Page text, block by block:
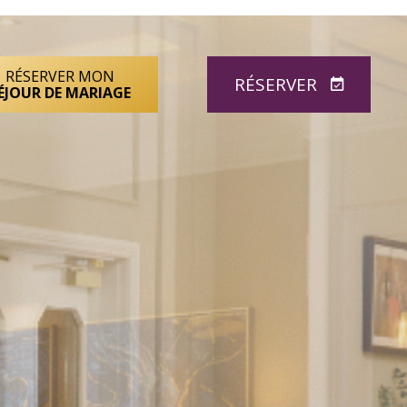
RÉSERVER MON
DE MARIAGE
RÉSERVER